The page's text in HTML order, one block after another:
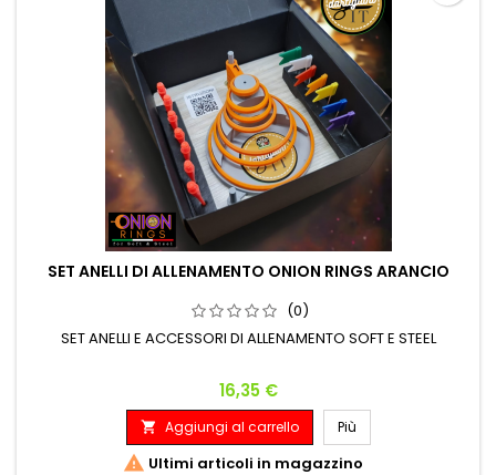
SET ANELLI DI ALLENAMENTO ONION RINGS ARANCIO
(0)
SET ANELLI E ACCESSORI DI ALLENAMENTO SOFT E STEEL
Prezzo
16,35 €
 Aggiungi al carrello Più
 Ultimi articoli in magazzino